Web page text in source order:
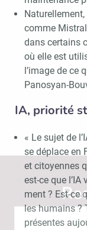
comme
dans certains
où elle est
l’image de ce
Panosyan-
IA, priorité
« Le sujet de
se déplace en
et citoyennes
est-ce que l’IA
ment ? Est-ce
les humains ?
présentes